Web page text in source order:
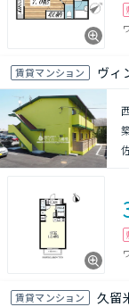
賃貸マンション ヴィ
賃貸マンション 久留